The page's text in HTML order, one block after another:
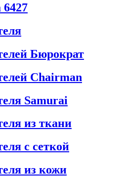
6427
Бюрократ
Chairman
Samurai
из ткани
с сеткой
из кожи